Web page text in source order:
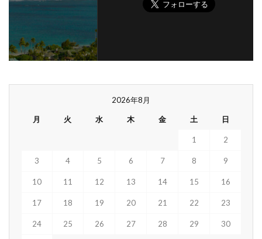
2026年8月
月 火 水 木 金 土 日
1 2
3 4 5 6 7 8 9
10 11 12 13 14 15 16
17 18 19 20 21 22 23
24 25 26 27 28 29 30